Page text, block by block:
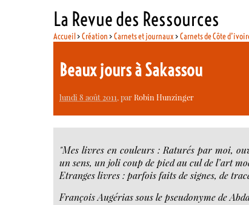
La Revue des Ressources
Accueil>Création >Carnets et journaux >Carnets de Côte
Beaux jours à Sakassou
lundi 8 août 2011, parRobin Hunzinger
"Mes livres en couleurs : Raturés par moi,
un sens, un joli coup de pied au cul de l’art
Etranges livres : parfois faits de signes, de
François Augérias sous le pseudonyme de